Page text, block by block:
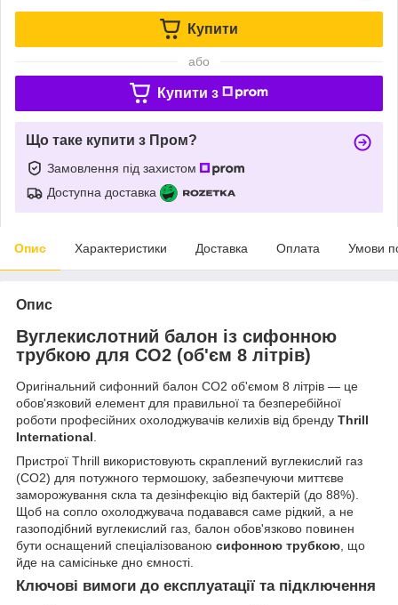
Купити
або
Купити з
Що таке купити з Пром?
Замовлення під захистом
Доступна доставка
Опис Характеристики Доставка Оплата Умови
Опис
Вуглекислотний балон із сифонною
трубкою для CO2 (об'єм 8 літрів)
Оригінальний сифонний балон CO2 об'ємом 8 літрів — це
обов'язковий елемент для правильної та безперебійної
роботи професійних охолоджувачів келихів від бренду Thrill
International.
Пристрої Thrill використовують скраплений вуглекислий газ
(CO2) для потужного термошоку, забезпечуючи миттєве
заморожування скла та дезінфекцію від бактерій (до 88%).
Щоб на сопло охолоджувача подавався саме рідкий, а не
газоподібний вуглекислий газ, балон обов'язково повинен
бути оснащений спеціалізованою сифонною трубкою, що
йде на самісіньке дно ємності.
Ключові вимоги до експлуатації та підключення